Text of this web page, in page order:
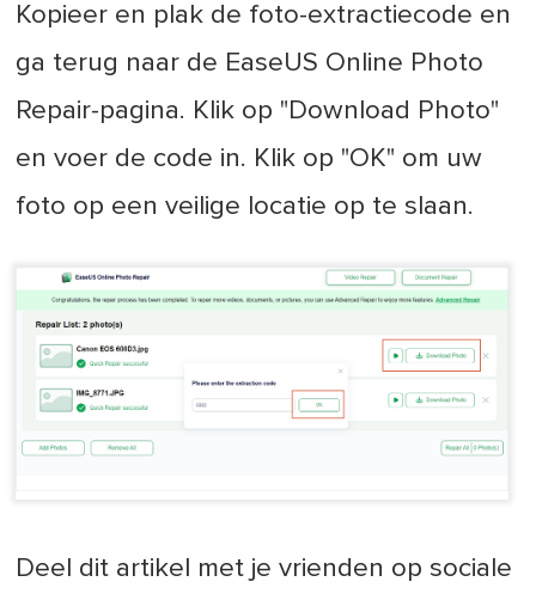
Kopieer en plak de foto-extractiecode en
ga terug naar de EaseUS Online Photo
Repair-pagina. Klik op "Download Photo"
en voer de code in. Klik op "OK" om uw
foto op een veilige locatie op te slaan.
Deel dit artikel met je vrienden op sociale